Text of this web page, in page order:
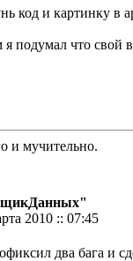
код и картинку
подумал что свой
и мучительно.
2010 :: 07:45
два бага и